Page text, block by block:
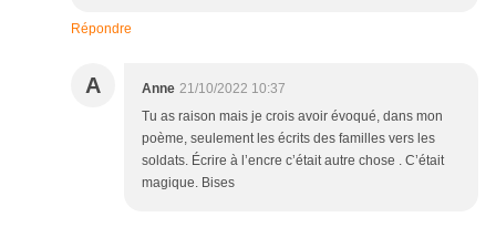
Répondre
A Anne 21/10/2022 10:37
Tu as raison mais je crois avoir évoqué, dans mon
poème, seulement les écrits des familles vers les
soldats. Écrire à l’encre c’était autre chose . C’était
magique. Bises